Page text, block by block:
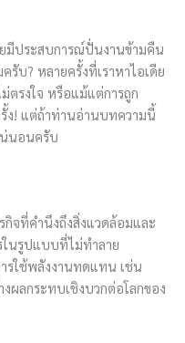
มีประสบการณ์ปั่นงานข้ามคืน
บ? หลายครั้งที่เราหาไอเดีย
รงใจ หรือแม้แต่การถูก
ง! แต่ถ้าท่านอ่านบทความนี้
น่นอนครับ
กิจที่คำนึงถึงสิ่งแวดล้อมและ
ในรูปแบบที่ไม่ทำลาย
รใช้พลังงานทดแทน เช่น
ผลกระทบเชิงบวกต่อโลกของ